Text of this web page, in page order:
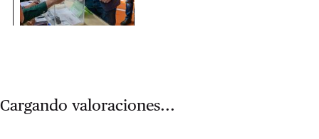
Cargando valoraciones...